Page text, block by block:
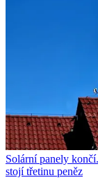
Solární panely
stojí třetinu peněz